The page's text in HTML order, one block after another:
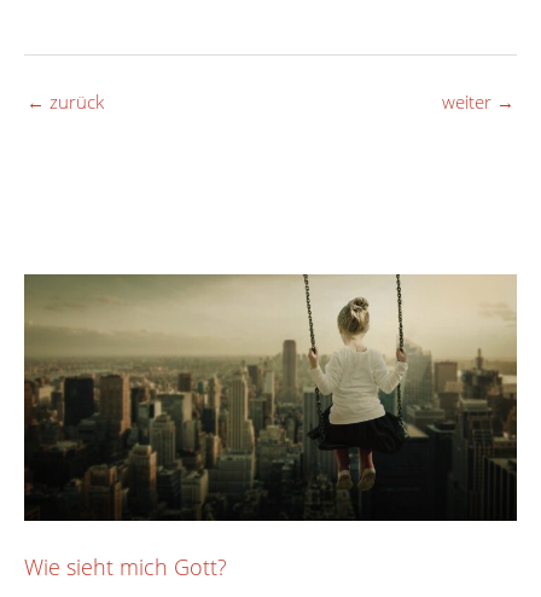
← zurück weiter →
Wie sieht mich Gott?